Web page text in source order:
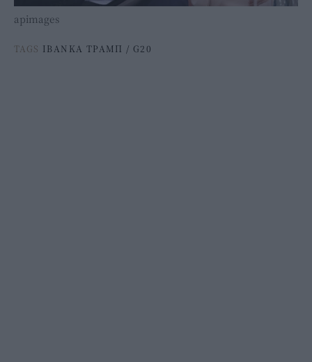
apimages
TAGS ΙΒΑΝΚΑ ΤΡΑΜΠ / G20